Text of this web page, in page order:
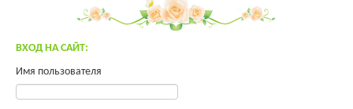
КРС Казахской Белоголовой породы
Нетели породы Абердин Ангус
Нубийский козлик
Помогите преобрести инкуб.яйцо.
Яйцо инкубационное Юрловская, Павловская
ВХОД НА САЙТ:
Имя пользователя